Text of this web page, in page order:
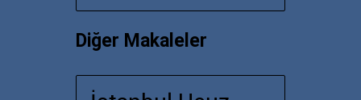
Diğer Makaleler